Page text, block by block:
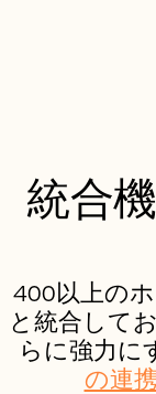
統合
400以上の
と統合して
らに強力に
の連